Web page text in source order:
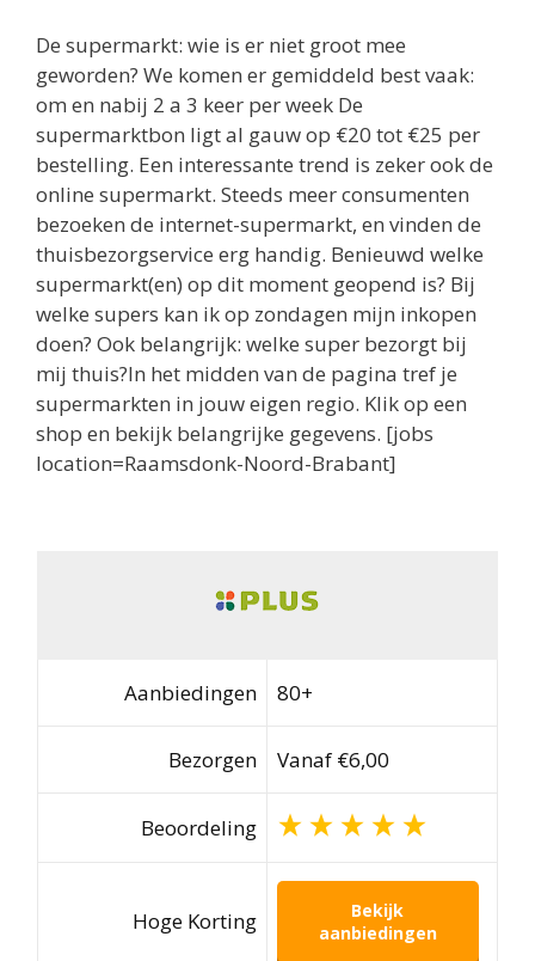
De supermarkt: wie is er niet groot mee
geworden? We komen er gemiddeld best vaak:
om en nabij 2 a 3 keer per week De
supermarktbon ligt al gauw op €20 tot €25 per
bestelling. Een interessante trend is zeker ook de
online supermarkt. Steeds meer consumenten
bezoeken de internet-supermarkt, en vinden de
thuisbezorgservice erg handig. Benieuwd welke
supermarkt(en) op dit moment geopend is? Bij
welke supers kan ik op zondagen mijn inkopen
doen? Ook belangrijk: welke super bezorgt bij
mij thuis?In het midden van de pagina tref je
supermarkten in jouw eigen regio. Klik op een
shop en bekijk belangrijke gegevens. [jobs
location=Raamsdonk-Noord-Brabant]
Aanbiedingen 80+
Bezorgen Vanaf €6,00
Beoordeling
Hoge Korting
Bekijk
aanbiedingen